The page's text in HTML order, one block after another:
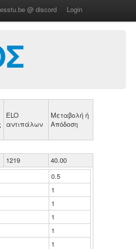
@ discord Login
ELO
αντιπάλων
Μεταβολή ή
Απόδοση
1219
40.00
0.5
1
1
1
1
1